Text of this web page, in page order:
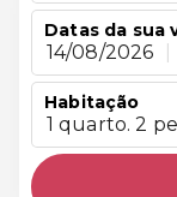
Datas da sua
14/08/2026
Habitação
1 quarto. 2